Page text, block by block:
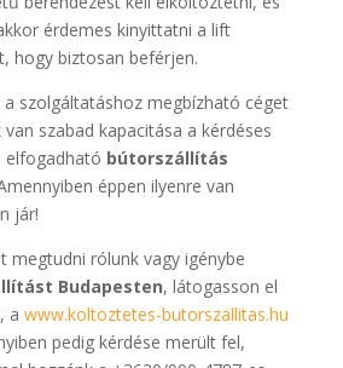
érdemes kinyittatni a lift
hogy biztosan beférjen.
szolgáltatáshoz megbízható céget
szabad kapacitása a kérdéses
elfogadható bútorszállítás
éppen ilyenre van
jár!
megtudni rólunk vagy igénybe
Budapesten, látogasson el
a www.koltoztetes-butorszallitas.hu
pedig kérdése merült fel,